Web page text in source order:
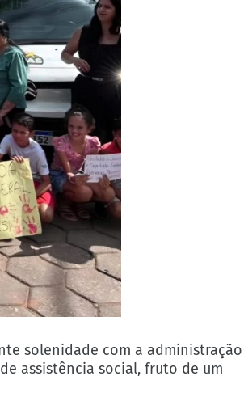
solenidade com a administração
assistência social, fruto de um